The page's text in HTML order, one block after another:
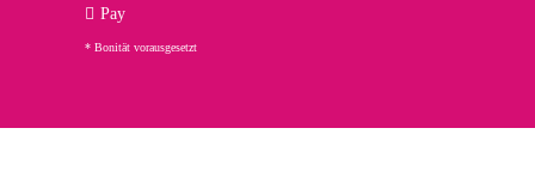
Pay
* Bonität vorausgesetzt